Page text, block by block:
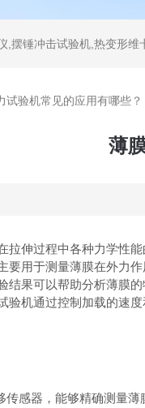
变形维卡试验机,密度测试仪,水平垂直
试验机常见的应用有哪些？
薄
伸过程中各种力学性能
要用于测量薄膜在外力
果可以帮助分析薄膜
通过控制加载的速度
器，能够精确测量薄